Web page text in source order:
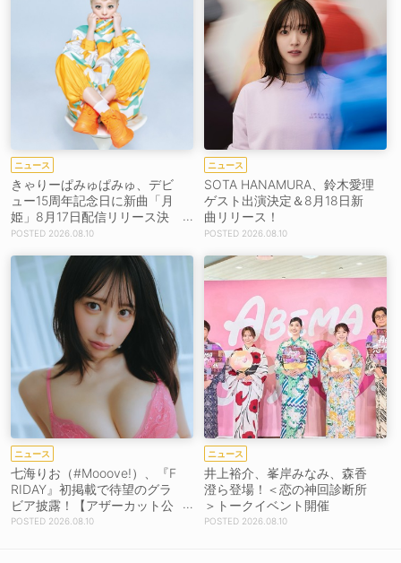
ニュース
きゃりーぱみゅぱみゅ、デビ
ュー15周年記念日に新曲「月
姫」8月17日配信リリース決
定！
2026.08.10
ニュース
SOTA HANAMURA、鈴木愛理
ゲスト出演決定＆8月18日新
曲リリース！
2026.08.10
ニュース
七海りお（#Mooove!）、『F
RIDAY』初掲載で待望のグラ
ビア披露！【アザーカット公
開】
2026.08.10
ニュース
井上裕介、峯岸みなみ、森香
澄ら登場！＜恋の神回診断所
＞トークイベント開催
2026.08.10